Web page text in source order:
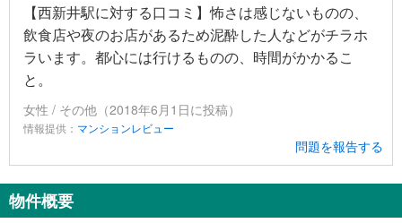
【西新井駅に対する口コミ】怖さは感じないものの、
飲食店や夜のお店があるため泥酔した人などがチラホ
ラいます。都心には行けるものの、時間がかかるこ
と。
女性 / その他（2018年6月1日に投稿）
情報提供： マンションレビュー
問題を報告する
物件概要